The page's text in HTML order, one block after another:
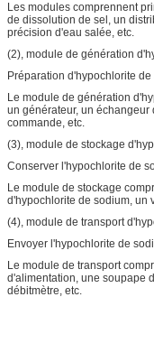
Les modules comprennent
de dissolution de sel, un
précision d'eau salée, etc.
(2), module de génération
Préparation d'hypochlorite
Le module de génération
un générateur, un échangeur
commande, etc.
(3), module de stockage
Conserver l'hypochlorite de
Le module de stockage
d'hypochlorite de sodium, un
(4), module de transport
Envoyer l'hypochlorite de
Le module de transport
d'alimentation, une soupape
débitmètre, etc.